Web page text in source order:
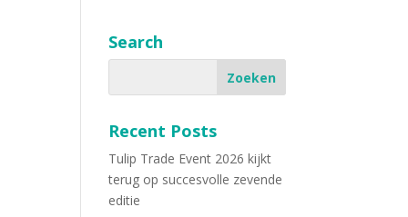
Search
Recent Posts
Tulip Trade Event 2026 kijkt
terug op succesvolle zevende
editie